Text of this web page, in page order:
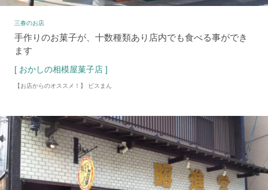
三春のお店
手作りのお菓子が、十数種類あり店内でも食べる事ができ
ます
[ おかしの相模屋菓子店 ]
【お店からのオススメ！】 ビスまん